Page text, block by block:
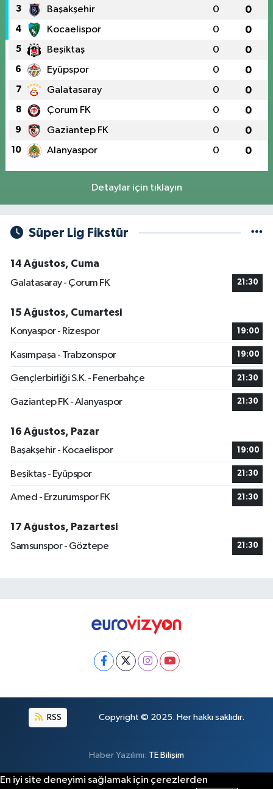
3 Başakşehir 0 0
4 Kocaelispor 0 0
5 Beşiktaş 0 0
6 Eyüpspor 0 0
7 Galatasaray 0 0
8 Çorum FK 0 0
9 Gaziantep FK 0 0
10 Alanyaspor 0 0
Detaylar için tıklayın
Süper Lig Fikstür
14 Ağustos, Cuma
Galatasaray - Çorum FK
21:30
15 Ağustos, Cumartesi
Konyaspor - Rizespor
19:00
Kasımpaşa - Trabzonspor 19:00
Gençlerbirliği S.K. - Fenerbahçe 21:30
Gaziantep FK - Alanyaspor 21:30
16 Ağustos, Pazar
Başakşehir - Kocaelispor
19:00
Beşiktaş - Eyüpspor 21:30
Amed - Erzurumspor FK 21:30
17 Ağustos, Pazartesi
Samsunspor - Göztepe
21:30
RSS Copyright © 2025. Her hakkı saklıdır.
Haber Yazılımı: TE Bilişim
En iyi site deneyimi sağlamak için çerezlerden